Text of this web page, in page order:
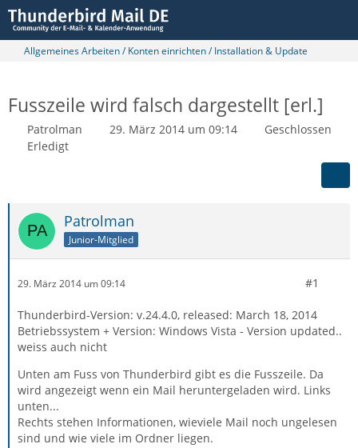
Allgemeines Arbeiten / Konten einrichten / Installation & Update
Fusszeile wird falsch dargestellt [erl.]
Patrolman 29. März 2014 um 09:14
Geschlossen
Erledigt
Patrolman
Junior-Mitglied
29. März 2014 um 09:14 #1
Thunderbird-Version: v.24.4.0, released: March 18, 2014
Betriebssystem + Version: Windows Vista - Version updated..
weiss auch nicht
Unten am Fuss von Thunderbird gibt es die Fusszeile. Da
wird angezeigt wenn ein Mail heruntergeladen wird. Links
unten...
Rechts stehen Informationen, wieviele Mail noch ungelesen
sind und wie viele im Ordner liegen.